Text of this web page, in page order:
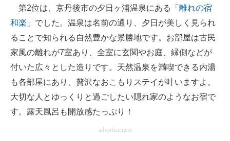
第2位は、京丹後市の夕日ヶ浦温泉にある
「離れの宿
和楽」 でした。温泉は名前の通り、夕日が美しく見られ
ることで知られる自然豊かな景勝地です。お部屋は古民
家風の離れが7室あり、全室に玄関やお庭、縁側などが
付いた広々とした造りです。天然温泉を満喫できる内湯
も各部屋にあり、贅沢なおこもりステイが叶いますよ。
大切な人とゆっくりと過ごしたい隠れ家のようなお宿で
す。露天風呂も開放感たっぷり！
advertisement